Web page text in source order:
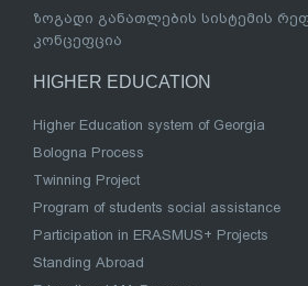
ზოგადი განათლების სისტემის
კონცეფცია
HIGHER EDUCATION
Higher Education system of Georgia
Bologna Process
Twinning Project
Program of students social assistance
Participation in ERASMUS+ Projects
Standing Abroad